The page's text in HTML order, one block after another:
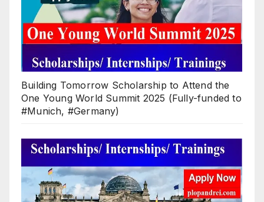
Building Tomorrow Scholarship to Attend the
One Young World Summit 2025 (Fully-funded to
#Munich, #Germany)